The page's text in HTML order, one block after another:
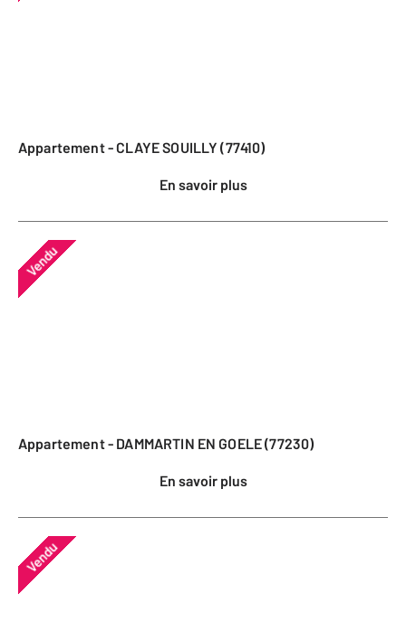
Appartement - CLAYE SOUILLY (77410)
En savoir plus
Vendu
Appartement - DAMMARTIN EN GOELE (77230)
En savoir plus
Vendu